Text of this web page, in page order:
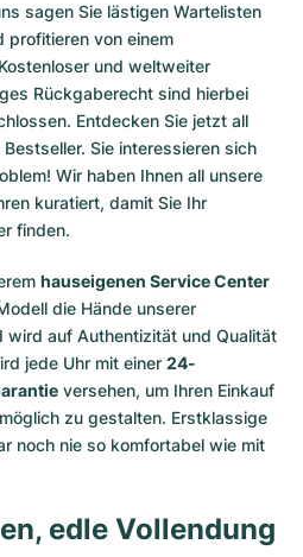
sagen Sie lästigen Wartelisten
profitieren von einem
und weltweiter
Rückgaberecht sind hierbei
Entdecken Sie jetzt all
. Sie interessieren sich
Wir haben Ihnen all unsere
kuratiert, damit Sie Ihr
finden.
hauseigenen Service Center
die Hände unserer
wird auf Authentizität und Qualität
jede Uhr mit einer 24-
versehen, um Ihren Einkauf
zu gestalten. Erstklassige
noch nie so komfortabel wie mit
edle Vollendung